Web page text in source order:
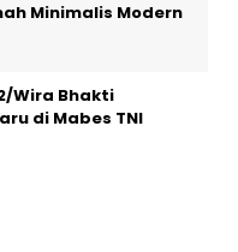
Minimalis Modern
Wira Bhakti
di Mabes TNI